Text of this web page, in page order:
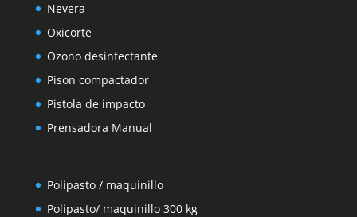
Nevera
Oxicorte
Ozono desinfectante
Pison compactador
Pistola de impacto
Prensadora Manual
Polipasto / maquinillo
Polipasto/ maquinillo 300 kg